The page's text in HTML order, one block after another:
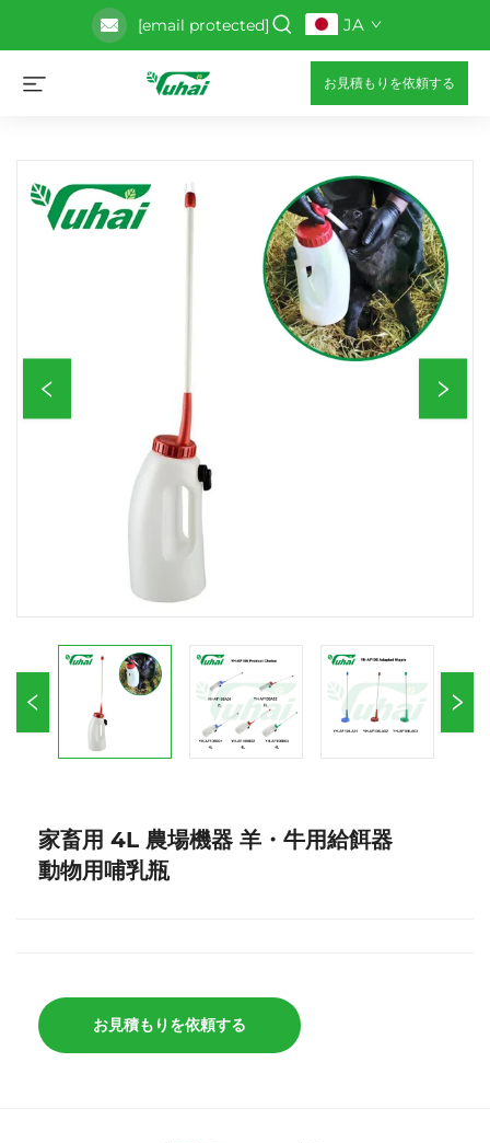
[email protected] JA
お見積もりを依頼する
家畜用 4L 農場機器 羊・牛用給餌器
動物用哺乳瓶
お見積もりを依頼する